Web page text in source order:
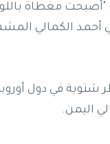
مغطاة
أحمد الكمالي
شتوية في دول
اليمن.